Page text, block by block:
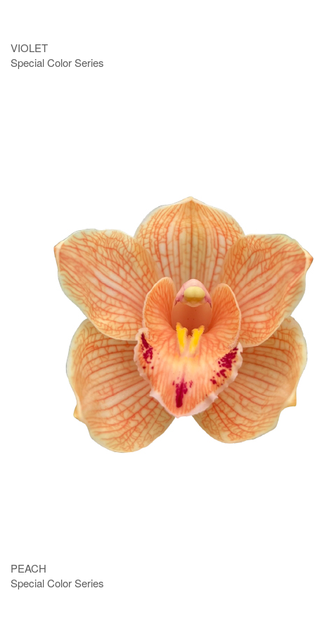
VIOLET
Special Color Series
PEACH
Special Color Series